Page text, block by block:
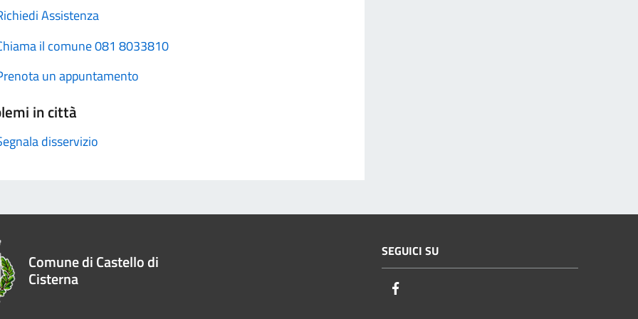
Assistenza
il comune 081 8033810
un appuntamento
in città
disservizio
Comune di Castello di
Cisterna
SEGUICI SU